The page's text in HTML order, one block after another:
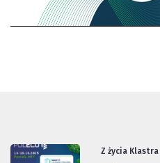
Z życia Klastra